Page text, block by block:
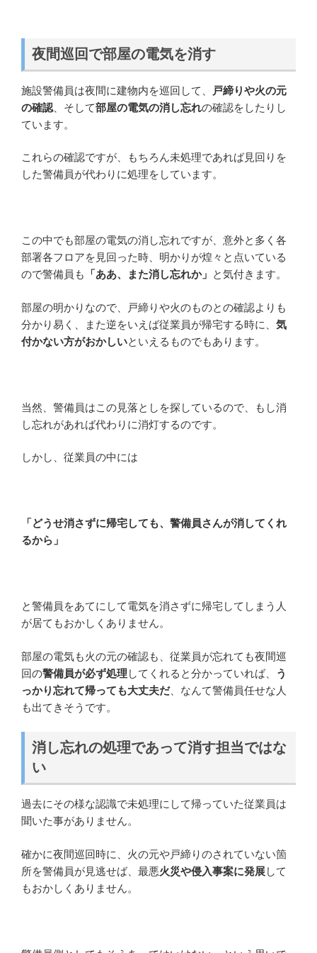
夜間巡回で部屋の電気を消す
施設警備員は夜間に建物内を巡回して、
戸締りや火の元
の確認 、そして部屋の電気の消し忘れの確認をしたりし
ています。
これらの確認ですが、もちろん未処理であれば見回りを
した警備員が代わりに処理をしています。
この中でも部屋の電気の消し忘れですが、意外と多く各
部署各フロアを見回った時、明かりが煌々と点いている
ので警備員も
「ああ、また消し忘れか」 と気付きます。
部屋の明かりなので、戸締りや火のものとの確認よりも
分かり易く、また逆をいえば従業員が帰宅する時に、 気
付かない方がおかしいといえるものでもあります。
当然、警備員はこの見落としを探しているので、もし消
し忘れがあれば代わりに消灯するのです。
しかし、従業員の中には
「どうせ消さずに帰宅しても、警備員さんが消してくれ
るから」
と警備員をあてにして電気を消さずに帰宅してしまう人
が居てもおかしくありません。
部屋の電気も火の元の確認も、従業員が忘れても夜間巡
回の警備員が必ず処理してくれると分かっていれば、
う
っかり忘れて帰っても大丈夫だ、なんて警備員任せな人
も出てきそうです。
消し忘れの処理であって消す担当ではな
い
過去にその様な認識で未処理にして帰っていた従業員は
聞いた事がありません。
確かに夜間巡回時に、火の元や戸締りのされていない箇
所を警備員が見逃せば、最悪火災や侵入事案に発展して
もおかしくありません。